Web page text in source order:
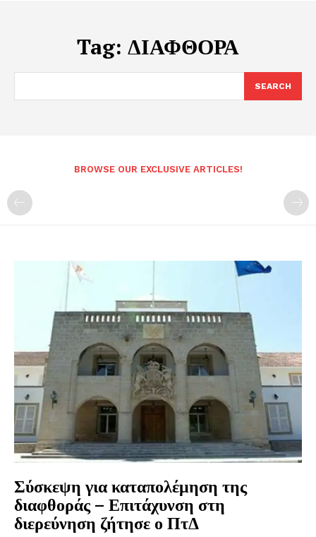
Tag: ΔΙΑΦΘΟΡΑ
SEARCH
BROWSE OUR EXCLUSIVE ARTICLES!
Σύσκεψη για καταπολέμηση της
διαφθοράς – Επιτάχυνση στη
διερεύνηση ζήτησε ο ΠτΔ